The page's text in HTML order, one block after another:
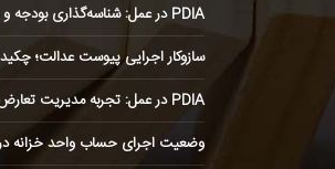
PDIA در عمل: شناسه‌گذاری بودجه و طبقه‌بندی آن
سازوکار اجرایی پیوست عدالت؛
PDIA در عمل: تجربه مدیریت تعارض منافع در ایران
وضعیت اجرای حساب واحد خزانه در